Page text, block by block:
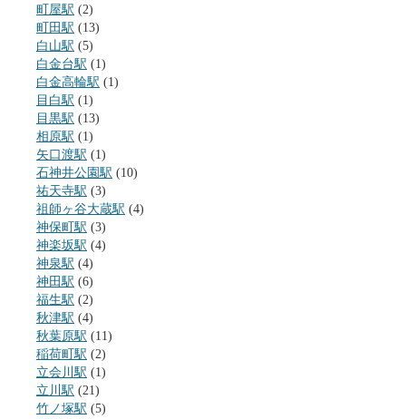
町屋駅 (2)
町田駅 (13)
白山駅 (5)
白金台駅 (1)
白金高輪駅 (1)
目白駅 (1)
目黒駅 (13)
相原駅 (1)
矢口渡駅 (1)
石神井公園駅 (10)
祐天寺駅 (3)
祖師ヶ谷大蔵駅 (4)
神保町駅 (3)
神楽坂駅 (4)
神泉駅 (4)
神田駅 (6)
福生駅 (2)
秋津駅 (4)
秋葉原駅 (11)
稲荷町駅 (2)
立会川駅 (1)
立川駅 (21)
竹ノ塚駅 (5)